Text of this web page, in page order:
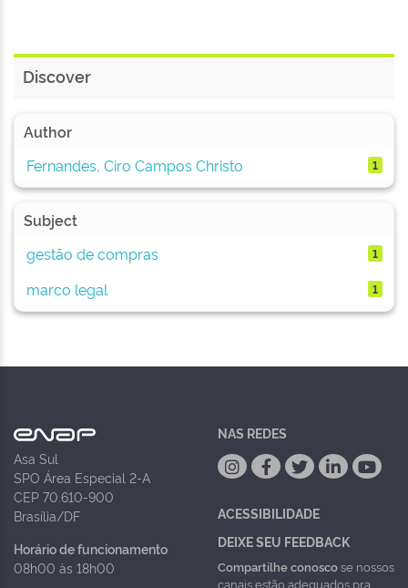
Discover
Author
Fernandes, Ciro Campos Christo
1
Subject
gestão de compras
1
marco legal 1
Asa Sul
SPO Área Especial 2-A
CEP 70.610-900
Brasília/DF
Horário de funcionamento
08h00 às 18h00
NAS REDES
ACESSIBILIDADE
DEIXE SEU FEEDBACK
Compartilhe conoscose nossos
canais estão adequados pra